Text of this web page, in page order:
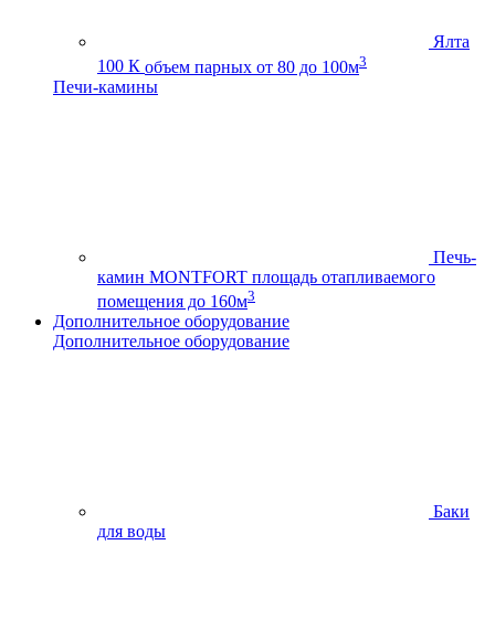
Ялта
100 К объем парных от 80 до 100м3
Печи-камины
Печь-
камин MONTFORT площадь отапливаемого
помещения до 160м3
Дополнительное оборудование
Дополнительное оборудование
Баки
для воды